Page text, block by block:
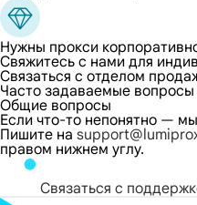
Нужны прокси
Свяжитесь с нами для
Связаться с отделом
Часто задаваемые вопросы
Общие вопросы
Если что-то непонятно —
Пишите на
правом нижнем углу.
Связаться с